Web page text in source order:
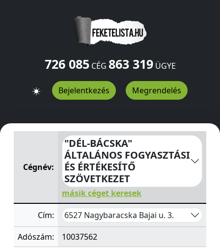
726 085CÉG 863 319ÜGYE
Bejelentkezés Megrendelés
"DÉL-BÁCSKA" ÁLTALÁNOS FOGYASZTÁSI ÉS
Cégnév:
"DÉL-BÁCSKA"
ÁLTALÁNOS FOGYASZTÁSI
ÉS ÉRTÉKESÍTŐ
SZÖVETKEZET
másik céget keresek
Cím: 6527 Nagybaracska Bajai u. 3.
Adószám: 10037562